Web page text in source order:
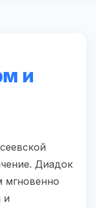
и
Диадок
мгновенно
и